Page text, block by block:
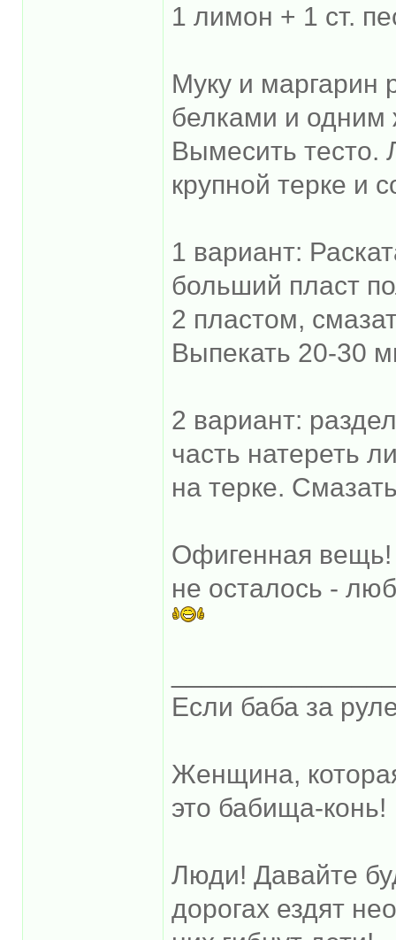
1 лимон + 1 ст.
Муку и маргарин
белками и одним
Вымесить тесто.
крупной терке и
1 вариант:
больший пласт
2 пластом,
Выпекать 20-30
2 вариант:
часть натереть
на терке.
Офигенная вещь!
не осталось -
Если баба за
Женщина,
это бабища-конь!
Люди! Давайте
дорогах ездят